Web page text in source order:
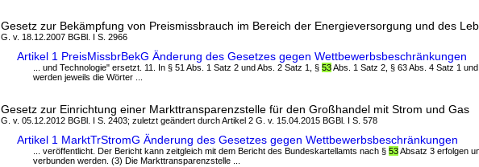
Gesetz zur Bekämpfung von Preismissbrauch im Bereich der Energieversorgung und des
G. v. 18.12.2007 BGBl. I S. 2966
Artikel 1 PreisMissbrBekG Änderung des Gesetzes gegen Wettbewerbsbeschränkungen
... und Technologie" ersetzt. 11. In § 51 Abs. 1 Satz 2 und Abs. 2 Satz 1, § 53Abs. 1 Satz 2, § 63 Abs. 4 Satz 1
werden jeweils die Wörter ...
Gesetz zur Einrichtung einer Markttransparenzstelle für den Großhandel mit Strom und Gas
G. v. 05.12.2012 BGBl. I S. 2403; zuletzt geändert durch Artikel 2 G. v. 15.04.2015 BGBl. I S. 578
Artikel 1 MarktTrStromG Änderung des Gesetzes gegen Wettbewerbsbeschränkungen
... veröffentlicht. Der Bericht kann zeitgleich mit dem Bericht des Bundeskartellamts nach § 53Absatz 3 erfolgen
verbunden werden. (3) Die Markttransparenzstelle ...